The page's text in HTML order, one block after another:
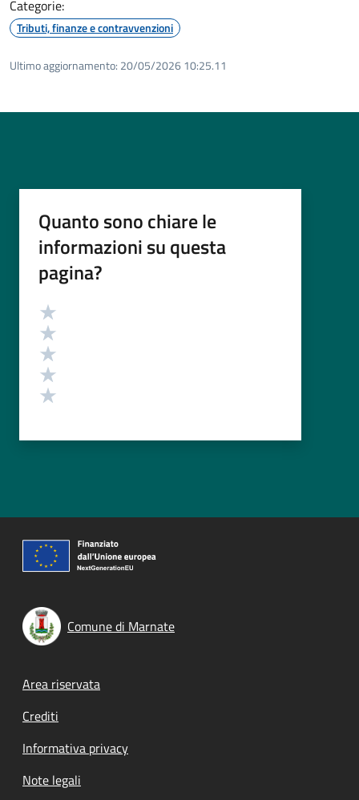
Categorie:
Tributi, finanze e contravvenzioni
Ultimo aggiornamento: 20/05/2026 10:25.11
Quanto sono chiare le
informazioni su questa
pagina?
Valutazione
Comune di Marnate
Footer menu
Area riservata
Crediti
Informativa privacy
Note legali